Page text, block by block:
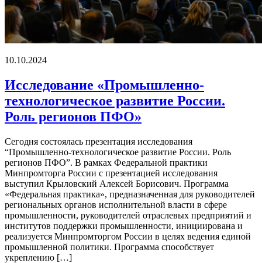
10.10.2024
Исследование «Промышленно-
технологическое развитие России.
Роль регионов ПФО»
Сегодня состоялась презентация исследования
“Промышленно-технологическое развитие России. Роль
регионов ПФО”. В рамках Федеральной практики
Минпромторга России с презентацией исследования
выступил Крыловский Алексей Борисович. Программа
«Федеральная практика», предназначенная для руководителей
региональных органов исполнительной власти в сфере
промышленности, руководителей отраслевых предприятий и
институтов поддержки промышленности, инициирована и
реализуется Минпромторгом России в целях ведения единой
промышленной политики. Программа способствует
укреплению […]